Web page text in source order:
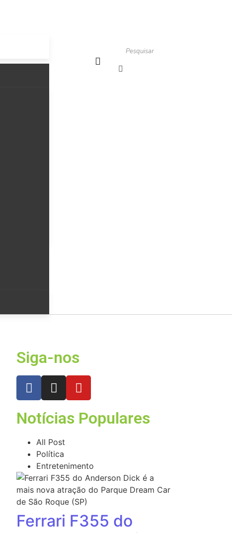
Siga-nos
Notícias Populares
All Post
Política
Entretenimento
Ferrari F355 do